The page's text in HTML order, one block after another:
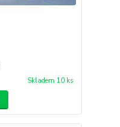
Skladem 10 ks